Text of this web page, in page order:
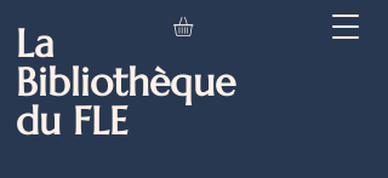
La
Bibliothèque
du FLE